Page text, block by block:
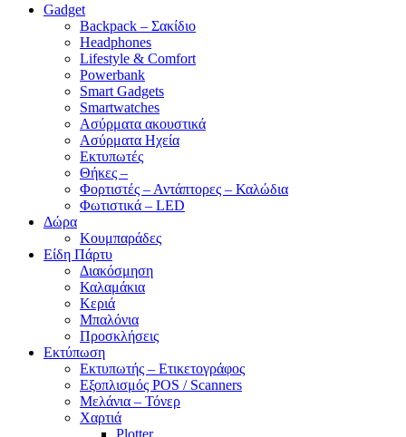
Gadget
Backpack – Σακίδιο
Headphones
Lifestyle & Comfort
Powerbank
Smart Gadgets
Smartwatches
Ασύρματα ακουστικά
Ασύρματα Ηχεία
Εκτυπωτές
Θήκες –
Φορτιστές – Αντάπτορες – Καλώδια
Φωτιστικά – LED
Δώρα
Κουμπαράδες
Είδη Πάρτυ
Διακόσμηση
Καλαμάκια
Κεριά
Μπαλόνια
Προσκλήσεις
Εκτύπωση
Εκτυπωτής – Ετικετογράφος
Εξοπλισμός POS / Scanners
Μελάνια – Τόνερ
Χαρτιά
Plotter